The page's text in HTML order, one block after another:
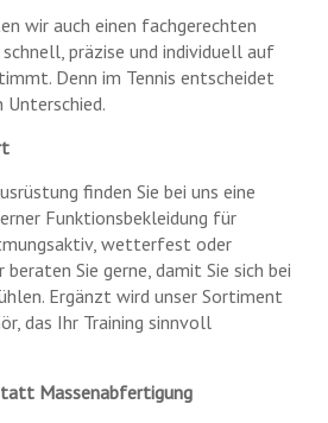
wir auch einen fachgerechten
präzise und individuell auf
Denn im Tennis entscheidet
finden Sie bei uns eine
Funktionsbekleidung für
wetterfest oder
Sie gerne, damit Sie sich bei
Ergänzt wird unser Sortiment
das Ihr Training sinnvoll
Massenabfertigung